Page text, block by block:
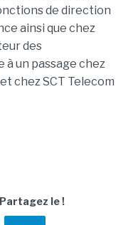
de direction
ainsi que chez
des
un passage chez
chez SCT Telecom
Partagez le !